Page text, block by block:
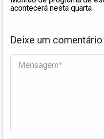
acontecerá nesta quarta
Deixe um comentário